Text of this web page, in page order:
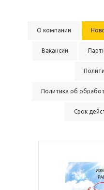
О компании
Вакансии
Политика об
Срок